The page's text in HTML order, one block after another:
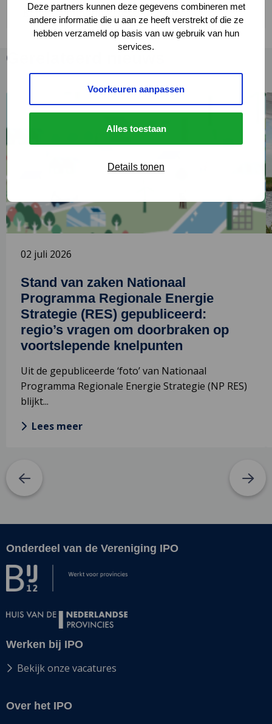
Deze partners kunnen deze gegevens combineren met
andere informatie die u aan ze heeft verstrekt of die ze
hebben verzameld op basis van uw gebruik van hun
services.
Voorkeuren aanpassen
Alles toestaan
Details tonen
Kenniscommunity Netcongestie Deze
link
opent
nieuw
tabblad
Gerelateerd nieuws
Stand van zaken Nationaal
Programma Regionale Energie
Strategie (RES) gepubliceerd:
regio’s vragen om doorbraken op
voortslepende knelpunten
02 juli 2026
Uit de gepubliceerde ‘foto’ van Nationaal
Programma Regionale Energie Strategie (NP RES)
blijkt...
Lees meer
over
Stand
van
Nationaal
Programma
Regionale
Energie
(RES)
gepubliceerd:
regio’s
vragen
doorbraken
knelpunten
Site
footer
Onderdeel van de Vereniging IPO
Werken bij IPO
Bekijk onze vacatures
Over het IPO